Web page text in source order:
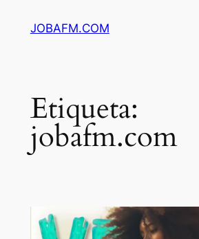
JOBAFM.COM
Etiqueta:
jobafm.com